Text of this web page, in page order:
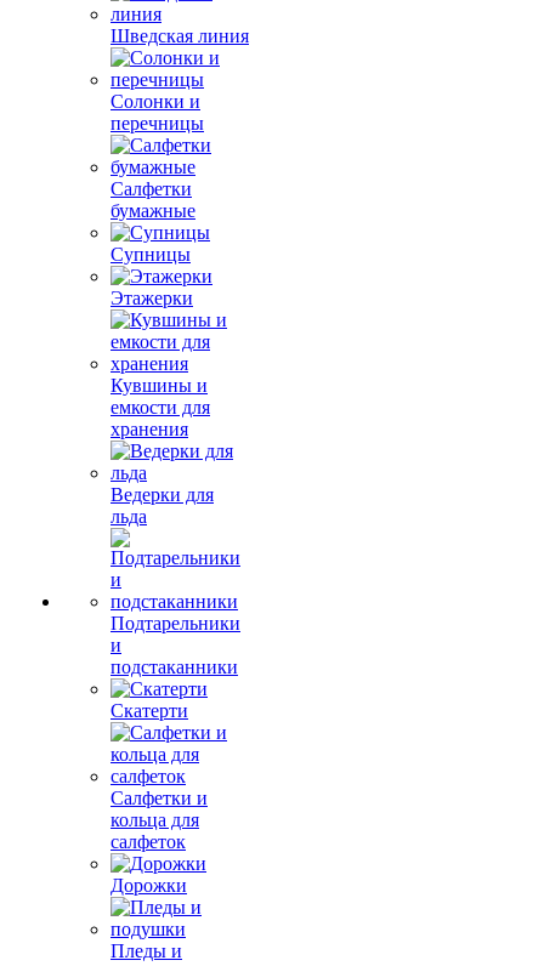
Шведская линия
Солонки и
перечницы
Салфетки
бумажные
Супницы
Этажерки
Кувшины и
емкости для
хранения
Ведерки для
льда
Подтарельники
и
подстаканники
Скатерти
Салфетки и
кольца для
салфеток
Дорожки
Пледы и